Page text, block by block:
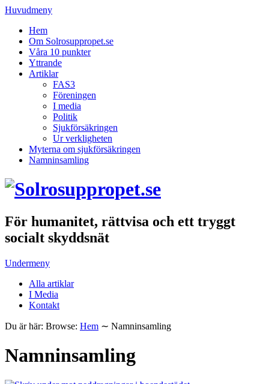
Huvudmeny
Hem
Om Solrosuppropet.se
Våra 10 punkter
Yttrande
Artiklar
FAS3
Föreningen
I media
Politik
Sjukförsäkringen
Ur verkligheten
Myterna om sjukförsäkringen
Namninsamling
För humanitet, rättvisa och ett tryggt
socialt skyddsnät
Undermeny
Alla artiklar
I Media
Kontakt
Du är här: Browse: Hem ∼ Namninsamling
Namninsamling